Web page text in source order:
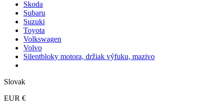
Skoda
Subaru
Suzuki
Toyota
Volkswagen
Volvo
Silentbloky motora, držiak výfuku, mazivo
Slovak
EUR €